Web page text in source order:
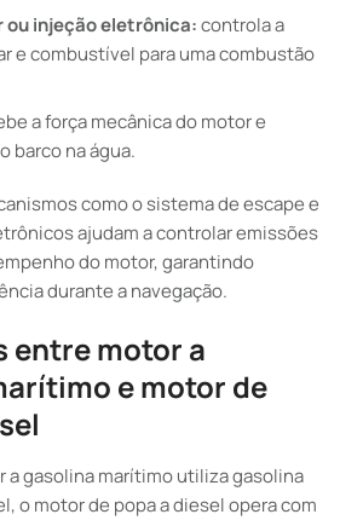
ou injeção eletrônica:controla a
e combustível para uma combustão
a força mecânica do motor e
barco na água.
como o sistema de escape e
ajudam a controlar emissões
do motor, garantindo
durante a navegação.
entre motor a
e motor de
a gasolina marítimo utiliza gasolina
o motor de popa a diesel opera com